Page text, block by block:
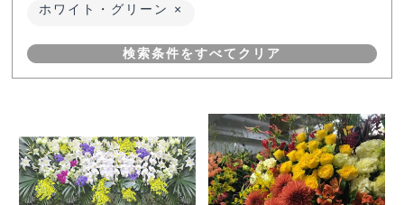
ホワイト・グリーン
検索条件をすべてクリア